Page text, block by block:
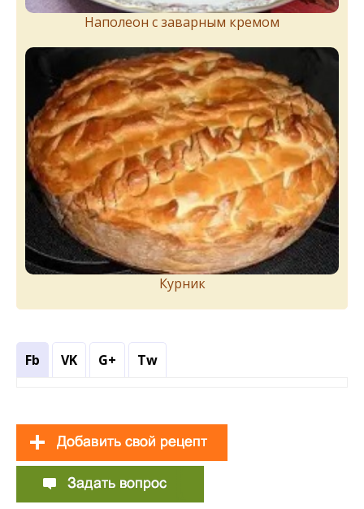
Наполеон с заварным кремом
Курник
Fb VK G+ Tw